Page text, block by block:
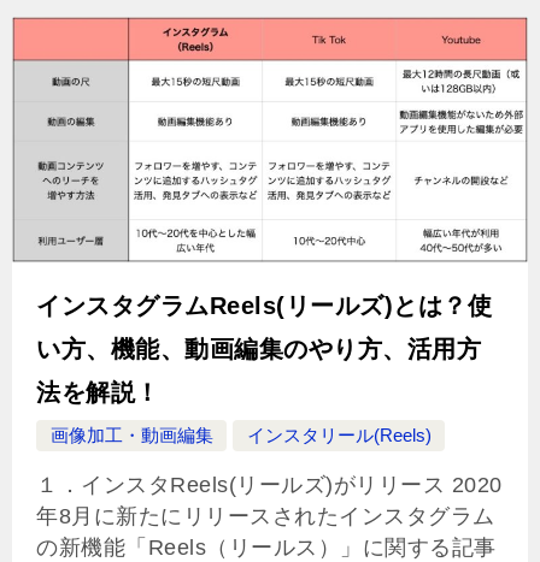
インスタグラムReels(リールズ)とは？使
い方、機能、動画編集のやり方、活用方
法を解説！
画像加工・動画編集 インスタリール(Reels)
１．インスタReels(リールズ)がリリース 2020
年8月に新たにリリースされたインスタグラム
の新機能「Reels（リールス）」に関する記事